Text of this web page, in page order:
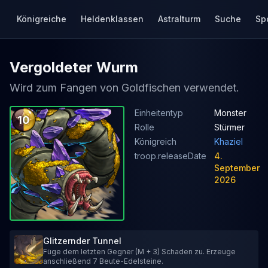
Königreiche Heldenklassen Astralturm Suche
Vergoldeter Wurm
Wird zum Fangen von Goldfischen verwendet.
10
Einheitentyp
Monster
Rolle
Stürmer
Königreich
Khaziel
troop.releaseDate
4.
September
2026
Glitzernder Tunnel
Füge dem letzten Gegner (M + 3) Schaden zu. Erzeuge
anschließend 7 Beute-Edelsteine.